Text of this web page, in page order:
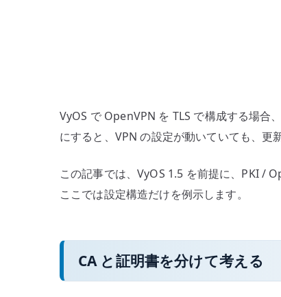
VyOS で OpenVPN を TLS で構成する場合
にすると、VPN の設定が動いていても、更
この記事では、VyOS 1.5 を前提に、PKI /
ここでは設定構造だけを例示します。
CA と証明書を分けて考える